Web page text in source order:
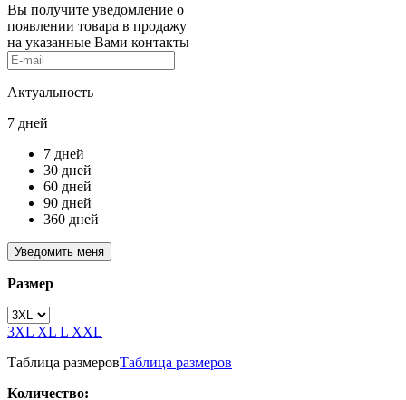
Вы получите уведомление о
появлении товара в продажу
на указанные Вами контакты
Актуальность
7 дней
7 дней
30 дней
60 дней
90 дней
360 дней
Размер
3XL XL L XXL
Таблица размеровТаблица размеров
Количество: